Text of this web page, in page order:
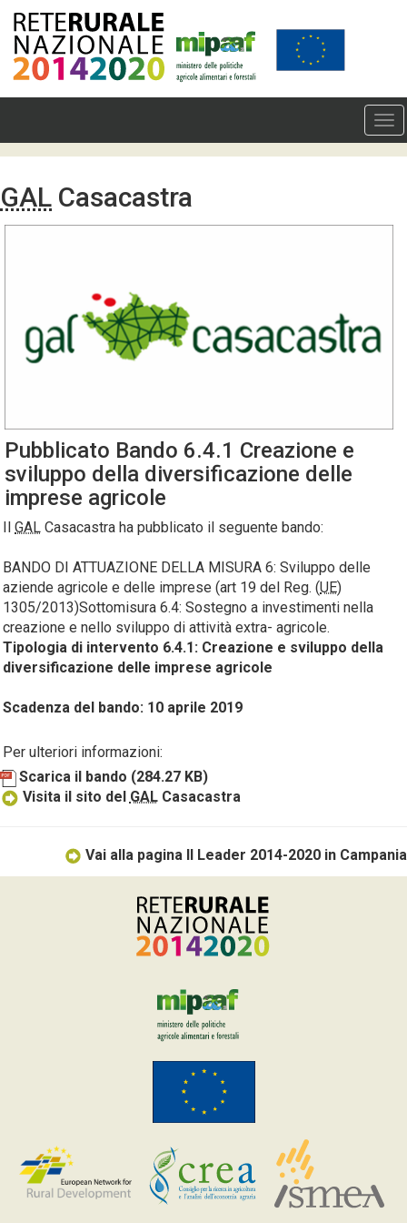
GAL Casacastra
Pubblicato Bando 6.4.1 Creazione e
sviluppo della diversificazione delle
imprese agricole
GAL Casacastra ha pubblicato il seguente bando:
BANDO DI ATTUAZIONE DELLA MISURA 6: Sviluppo delle
aziende agricole e delle imprese (art 19 del Reg. (UE)
1305/2013)Sottomisura 6.4: Sostegno a investimenti nella
creazione e nello sviluppo di attività extra- agricole.
Tipologia di intervento 6.4.1: Creazione e sviluppo della
diversificazione delle imprese agricole
Scadenza del bando: 10 aprile 2019
Per ulteriori informazioni:
Scarica il bando (284.27 KB)
Visita il sito del GALCasacastra
Vai alla pagina Il Leader 2014-2020 in Campania